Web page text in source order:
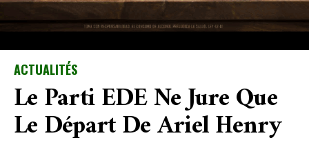
ACTUALITÉS
Le Parti EDE Ne Jure Que
Le Départ De Ariel Henry